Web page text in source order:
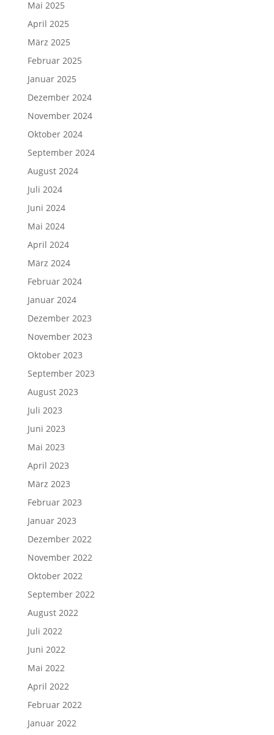
Mai 2025
April 2025
März 2025
Februar 2025
Januar 2025
Dezember 2024
November 2024
Oktober 2024
September 2024
August 2024
Juli 2024
Juni 2024
Mai 2024
April 2024
März 2024
Februar 2024
Januar 2024
Dezember 2023
November 2023
Oktober 2023
September 2023
August 2023
Juli 2023
Juni 2023
Mai 2023
April 2023
März 2023
Februar 2023
Januar 2023
Dezember 2022
November 2022
Oktober 2022
September 2022
August 2022
Juli 2022
Juni 2022
Mai 2022
April 2022
Februar 2022
Januar 2022